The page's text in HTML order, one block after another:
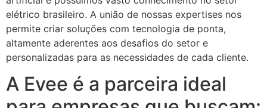
elétrico brasileiro. A união de nossas expertises nos
permite criar soluções com tecnologia de ponta,
altamente aderentes aos desafios do setor e
personalizadas para as necessidades de cada cliente.
A Evee é a parceira ideal